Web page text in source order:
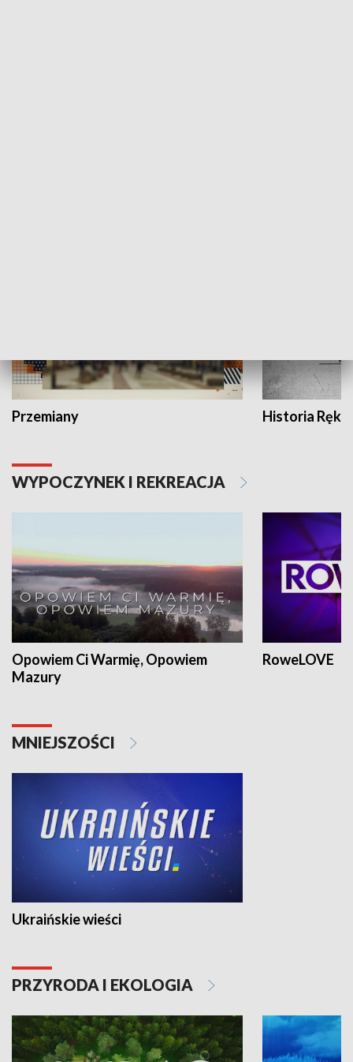
Przemiany Historia Ręką
WYPOCZYNEK I REKREACJA
Opowiem Ci Warmię, Opowiem
Mazury
RoweLOVE
MNIEJSZOŚCI
Ukraińskie wieści
PRZYRODA I EKOLOGIA